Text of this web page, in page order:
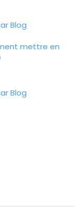
Blog
mettre en
Blog